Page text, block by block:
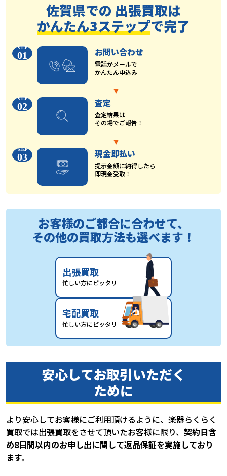
佐賀県での 出張買取は
かんたん3ステップで完了
01 お問い合わせ
電話かメールで
かんたん申込み
02 査定
査定結果は
その場でご報告！
03 現金即払い
提示金額に納得したら
即現金受取！
お客様のご都合に合わせて、
その他の買取方法も選べます！
出張買取
忙しい方にピッタリ
宅配買取
忙しい方にピッタリ
安心してお取引いただく
ために
より安心してお客様にご利用頂けるように、楽器らくらく
買取では出張買取をさせて頂いたお客様に限り、 契約日含
め8日間以内のお申し出に関して返品保証を実施しており
ます。